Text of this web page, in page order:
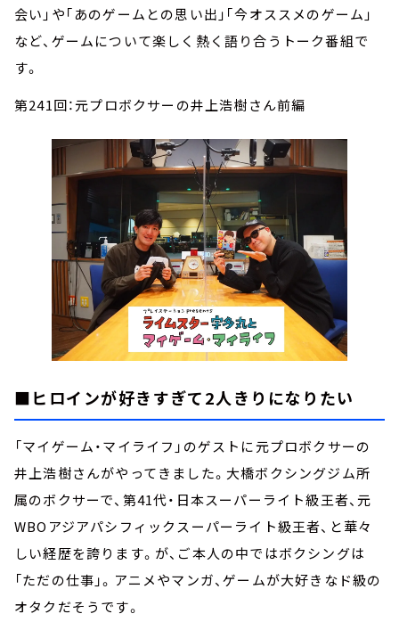
会い｣や｢あのゲームとの思い出｣｢今オススメのゲーム｣
など、ゲームについて楽しく熱く語り合うトーク番組で
す。
第241回：元プロボクサーの井上浩樹さん前編
■ヒロインが好きすぎて2人きりになりたい
「マイゲーム・マイライフ」のゲストに元プロボクサーの
井上浩樹さんがやってきました。大橋ボクシングジム所
属のボクサーで、第41代・日本スーパーライト級王者、元
WBOアジアパシフィックスーパーライト級王者、と華々
しい経歴を誇ります。が、ご本人の中ではボクシングは
「ただの仕事」。アニメやマンガ、ゲームが大好きなド級の
オタクだそうです。